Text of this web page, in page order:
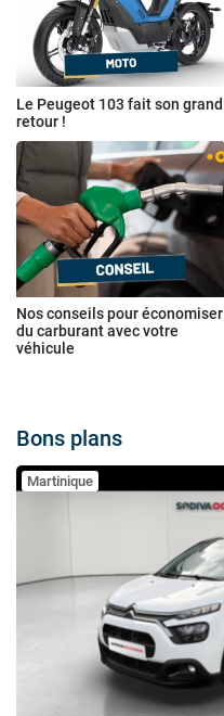
Le Peugeot 103 fait son grand
retour !
Nos conseils pour économiser
du carburant avec votre
véhicule
Bons plans
Martinique